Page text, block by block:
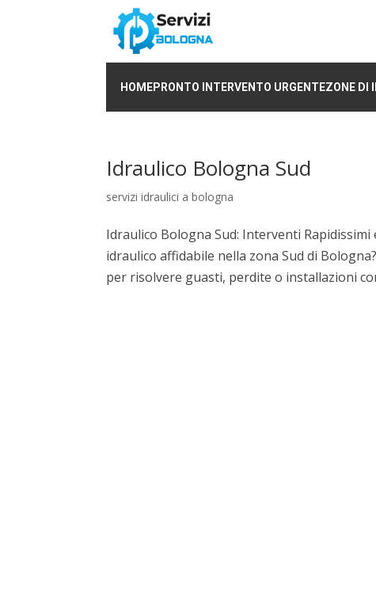
HOMEPRONTO INTERVENTO URGENTEZONE DI
Idraulico Bologna Sud
servizi idraulici a bologna
Idraulico Bologna Sud: Interventi
idraulico affidabile nella zona Sud di
per risolvere guasti, perdite o installazioni